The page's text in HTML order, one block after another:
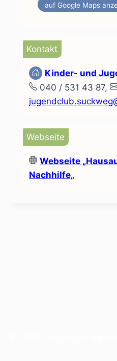
auf Google Maps
Kontakt
Kinder- und
040 / 531 43 87,
Webseite
Webseite
Nachhilfe„